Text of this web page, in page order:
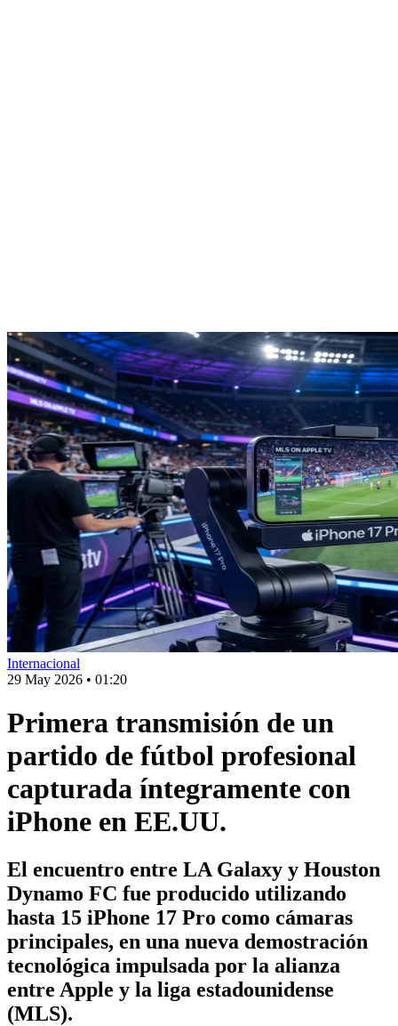
Internacional
29 May 2026 • 01:20
Primera transmisión de un
partido de fútbol profesional
capturada íntegramente con
iPhone en EE.UU.
El encuentro entre LA Galaxy y Houston
Dynamo FC fue producido utilizando
hasta 15 iPhone 17 Pro como cámaras
principales, en una nueva demostración
tecnológica impulsada por la alianza
entre Apple y la liga estadounidense
(MLS).